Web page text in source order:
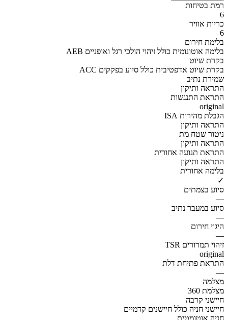
רמת בטיחות
6
כריות אוויר
6
בלימת חירום
AEB בלימה אוטונומית כולל זיהוי הולכי רגל ואופניים
בקרת שיוט
ACC בקרת שיוט אדפטיבית כולל סיוע בפקקים
שמירת נתיב
התראה ותיקון
התראת התנגשות
original
הגבלת מהירות ISA
התראה ותיקון
ניטור שטח מת
התראה ותיקון
התראת תנועה אחורית
התראה ותיקון
בלימה אחורית
✓
סיוע בצמתים
—
סיוע במעבר נתיב
—
היגוי חירום
—
זיהוי תמרורים TSR
original
התראת פתיחת דלת
—
מצלמה
מצלמת 360
חיישני קרבה
חיישני חניה כולל חיישנים קדמיים
חניה אוטומטית